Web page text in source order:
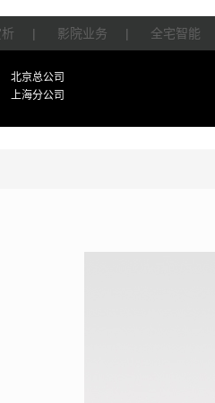
| 影院业务 | 全宅智能
北京总公司
上海分公司